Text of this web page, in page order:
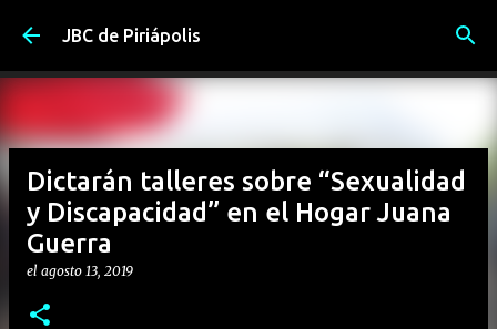
Ir al contenido principal
JBC de Piriápolis
Dictarán talleres sobre “Sexualidad
y Discapacidad” en el Hogar Juana
Guerra
el agosto 13, 2019